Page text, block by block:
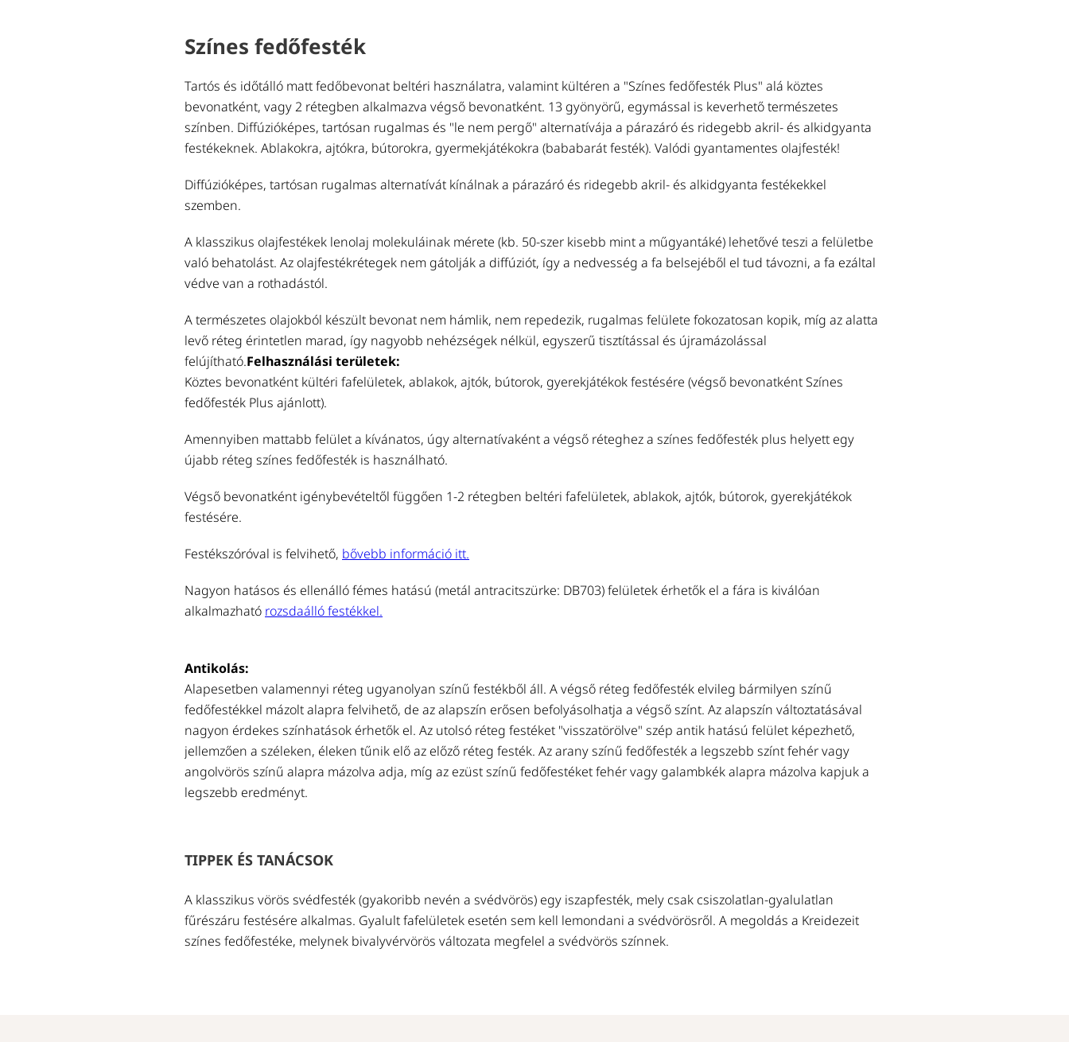
Színes fedőfesték
Tartós és időtálló matt fedőbevonat beltéri használatra, valamint kültéren a "Színes fedőfesték Plus" alá köztes
bevonatként, vagy 2 rétegben alkalmazva végső bevonatként. 13 gyönyörű, egymással is keverhető természetes
színben. Diffúzióképes, tartósan rugalmas és "le nem pergő" alternatívája a párazáró és ridegebb akril- és alkidgyanta
festékeknek. Ablakokra, ajtókra, bútorokra, gyermekjátékokra (bababarát festék). Valódi gyantamentes olajfesték!
Diffúzióképes, tartósan rugalmas alternatívát kínálnak a párazáró és ridegebb akril- és alkidgyanta festékekkel
szemben.
A klasszikus olajfestékek lenolaj molekuláinak mérete (kb. 50-szer kisebb mint a műgyantáké) lehetővé teszi a felületbe
való behatolást. Az olajfestékrétegek nem gátolják a diffúziót, így a nedvesség a fa belsejéből el tud távozni, a fa ezáltal
védve van a rothadástól.
A természetes olajokból készült bevonat nem hámlik, nem repedezik, rugalmas felülete fokozatosan kopik, míg az alatta
levő réteg érintetlen marad, így nagyobb nehézségek nélkül, egyszerű tisztítással és újramázolással
felújítható.Felhasználási területek:
Köztes bevonatként kültéri fafelületek, ablakok, ajtók, bútorok, gyerekjátékok festésére (végső bevonatként Színes
fedőfesték Plus ajánlott).
Amennyiben mattabb felület a kívánatos, úgy alternatívaként a végső réteghez a színes fedőfesték plus helyett egy
újabb réteg színes fedőfesték is használható.
Végső bevonatként igénybevételtől függően 1-2 rétegben beltéri fafelületek, ablakok, ajtók, bútorok, gyerekjátékok
festésére.
Festékszóróval is felvihető, bővebb információ itt.
Nagyon hatásos és ellenálló fémes hatású (metál antracitszürke: DB703) felületek érhetők el a fára is kiválóan
alkalmazható rozsdaálló festékkel.
Antikolás:
Alapesetben valamennyi réteg ugyanolyan színű festékből áll. A végső réteg fedőfesték elvileg bármilyen színű
fedőfestékkel mázolt alapra felvihető, de az alapszín erősen befolyásolhatja a végső színt. Az alapszín változtatásával
nagyon érdekes színhatások érhetők el. Az utolsó réteg festéket "visszatörölve" szép antik hatású felület képezhető,
jellemzően a széleken, éleken tűnik elő az előző réteg festék. Az arany színű fedőfesték a legszebb színt fehér vagy
angolvörös színű alapra mázolva adja, míg az ezüst színű fedőfestéket fehér vagy galambkék alapra mázolva kapjuk a
legszebb eredményt.
TIPPEK ÉS TANÁCSOK
A klasszikus vörös svédfesték (gyakoribb nevén a svédvörös) egy iszapfesték, mely csak csiszolatlan-gyalulatlan
fűrészáru festésére alkalmas. Gyalult fafelületek esetén sem kell lemondani a svédvörösről. A megoldás a Kreidezeit
színes fedőfestéke, melynek bivalyvérvörös változata megfelel a svédvörös színnek.